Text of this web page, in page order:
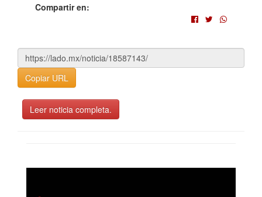
Compartir en:
Copiar URL
Leer noticia completa.